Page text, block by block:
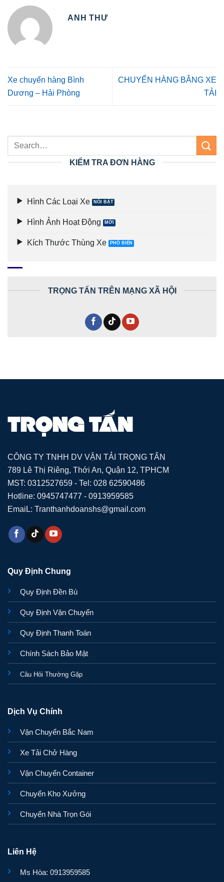
ANH THƯ
Xe chuyển hàng Bình
Dương – Hải Phòng
CHUYỂN HÀNG BẰNG XE
TẢI
KIỂM TRA ĐƠN HÀNG
Hình Các Loại Xe
Hình Ảnh Hoạt Động
Kích Thước Thùng Xe
TRỌNG TẤN TRÊN MẠNG XÃ HỘI
CÔNG TY TNHH DV VẬN TẢI TRỌNG TẤN
789 Lê Thị Riêng, Thới An, Quận 12, TPHCM
MST: 0312527659 - Tel: 028 62590486
Hotline: 0945747477 - 0913959585
EmaiL: Tranthanhdoanshs@gmail.com
Quy Định Chung
Quy Định Đền Bù
Quy Định Vận Chuyển
Quy Định Thanh Toán
Chính Sách Bảo Mật
Câu Hỏi Thường Gặp
Dịch Vụ Chính
Vận Chuyển Bắc Nam
Xe Tải Chở Hàng
Vận Chuyển Container
Chuyển Kho Xưởng
Chuyển Nhà Trọn Gói
Liên Hệ
Ms Hòa: 0913959585